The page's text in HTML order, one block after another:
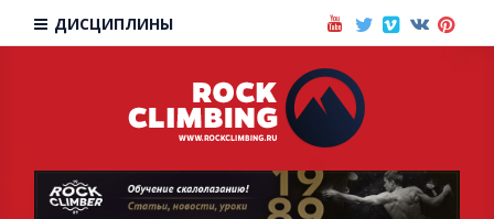
ДИСЦИПЛИНЫ